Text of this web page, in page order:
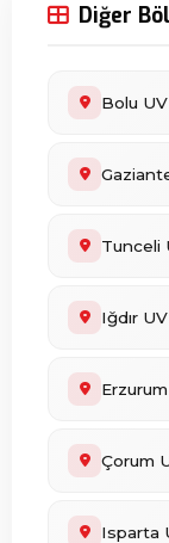
Diğer
Bolu UV
Tunceli
Iğdır
Çorum
Isparta